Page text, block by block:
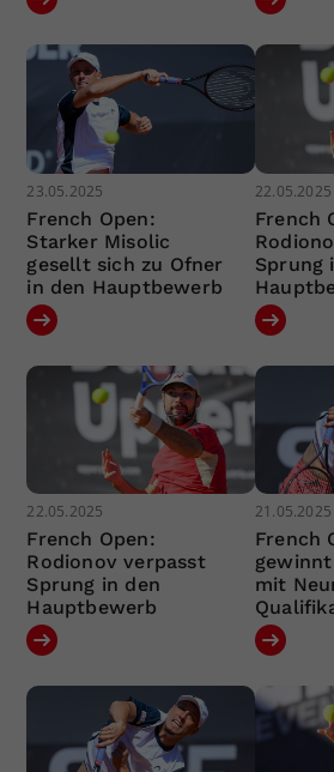
23.05.2025
French Open:
Starker Misolic
gesellt sich zu Ofner
in den Hauptbewerb
22.05.2025
French
Sprung
22.05.2025
French Open:
Rodionov verpasst
Sprung in den
Hauptbewerb
21.05.2025
French
mit